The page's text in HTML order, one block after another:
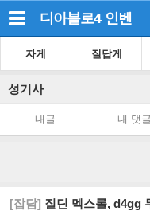
디아블로4 인벤
자게 질답게
성기사
내글 내 댓글
[잡담] 질딘 멕스롤, d4gg